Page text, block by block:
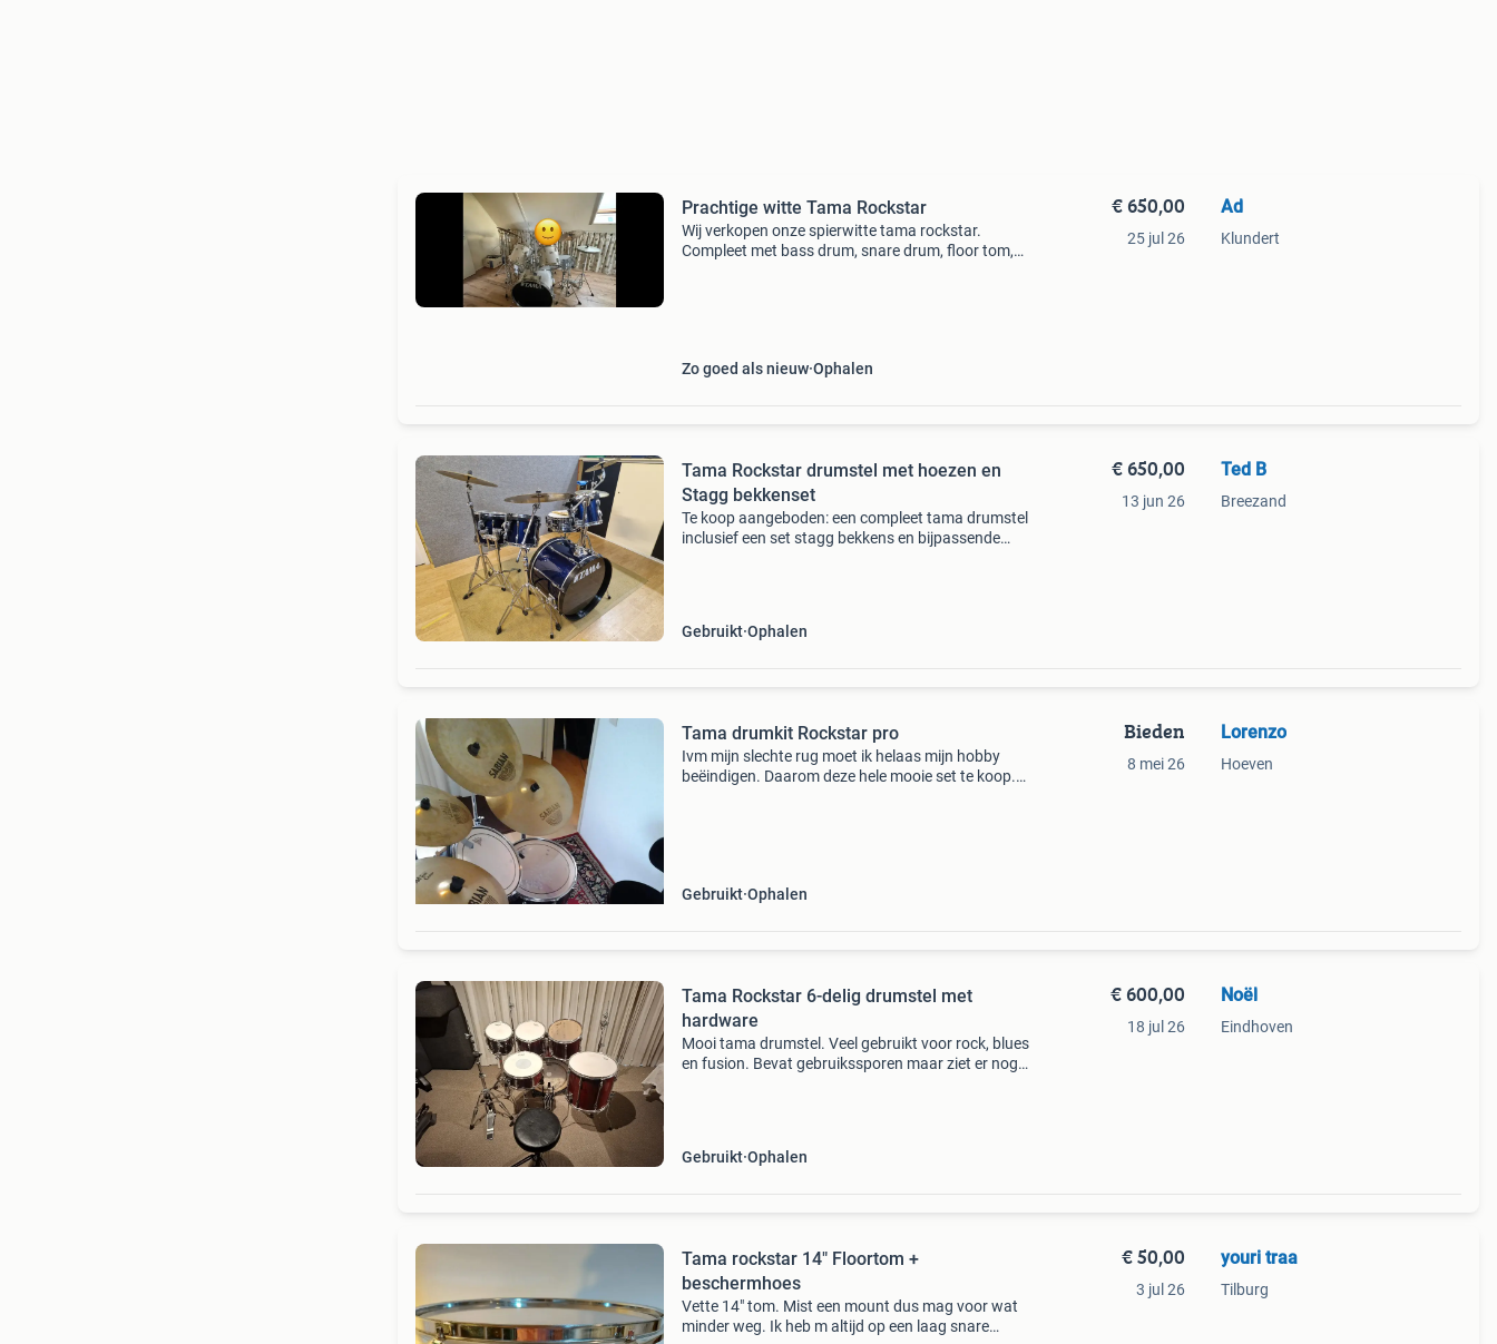
Prachtige witte Tama Rockstar
Wij verkopen onze spierwitte tama rockstar.
Compleet met bass drum, snare drum, floor tom,
Zo goed als nieuw Ophalen
€ 650,00
25 jul 26
Ad
Klundert
Tama Rockstar drumstel met hoezen en
Stagg bekkenset
Te koop aangeboden: een compleet tama drumstel
inclusief een set stagg bekkens en bijpassende
Gebruikt Ophalen
€ 650,00
13 jun 26
Ted B
Breezand
Tama drumkit Rockstar pro
Ivm mijn slechte rug moet ik helaas mijn hobby
beëindigen. Daarom deze hele mooie set te koop.
Gebruikt Ophalen
Bieden
8 mei 26
Lorenzo
Hoeven
Tama Rockstar 6-delig drumstel met
hardware
Mooi tama drumstel. Veel gebruikt voor rock, blues
en fusion. Bevat gebruikssporen maar ziet er nog
Gebruikt Ophalen
€ 600,00
18 jul 26
Noël
Eindhoven
Tama rockstar 14" Floortom +
beschermhoes
Vette 14" tom. Mist een mount dus mag voor wat
minder weg. Ik heb m altijd op een laag snare
€ 50,00
3 jul 26
youri traa
Tilburg